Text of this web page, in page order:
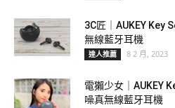
3C匠｜AUKEY Key
無線藍牙耳機
達人推薦 8 2 月, 2023
電獺少女｜AUKEY
噪真無線藍牙耳機